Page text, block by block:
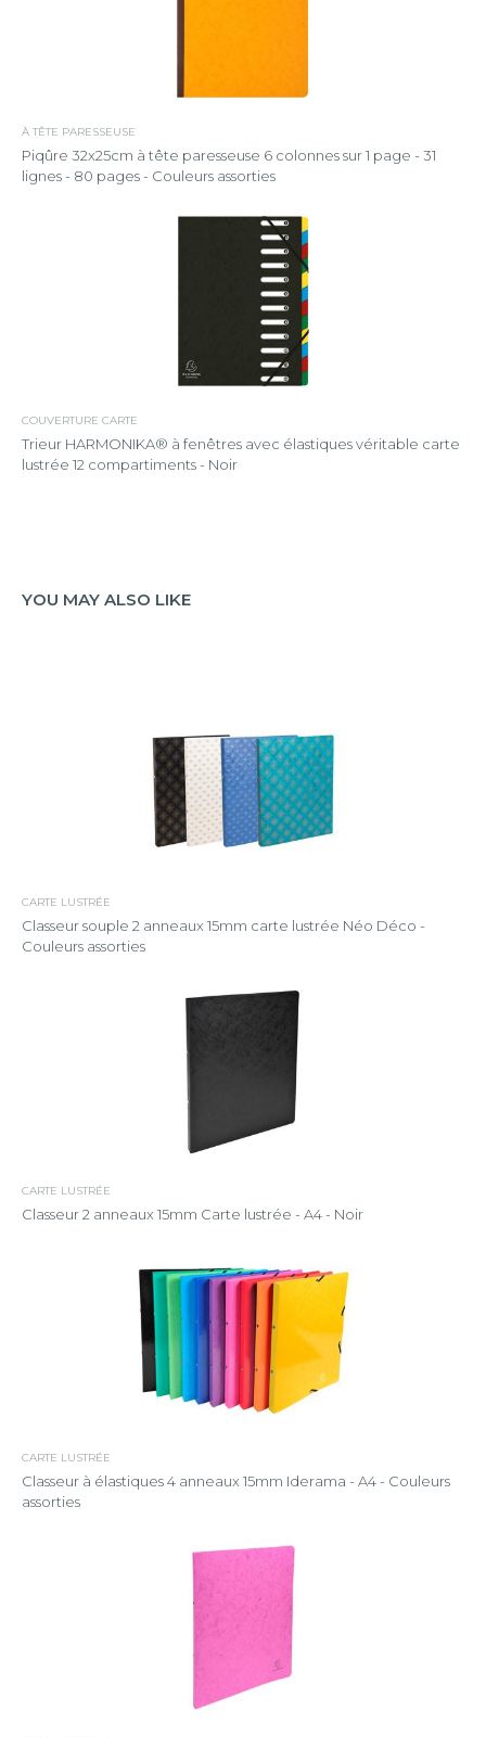
À TÊTE PARESSEUSE
Piqûre 32x25cm à tête paresseuse 6 colonnes sur 1 page - 31
lignes - 80 pages - Couleurs assorties
COUVERTURE CARTE
Trieur HARMONIKA® à fenêtres avec élastiques véritable carte
lustrée 12 compartiments - Noir
YOU MAY ALSO LIKE
CARTE LUSTRÉE
Classeur souple 2 anneaux 15mm carte lustrée Néo Déco -
Couleurs assorties
CARTE LUSTRÉE
Classeur 2 anneaux 15mm Carte lustrée - A4 - Noir
CARTE LUSTRÉE
Classeur à élastiques 4 anneaux 15mm Iderama - A4 - Couleurs
assorties